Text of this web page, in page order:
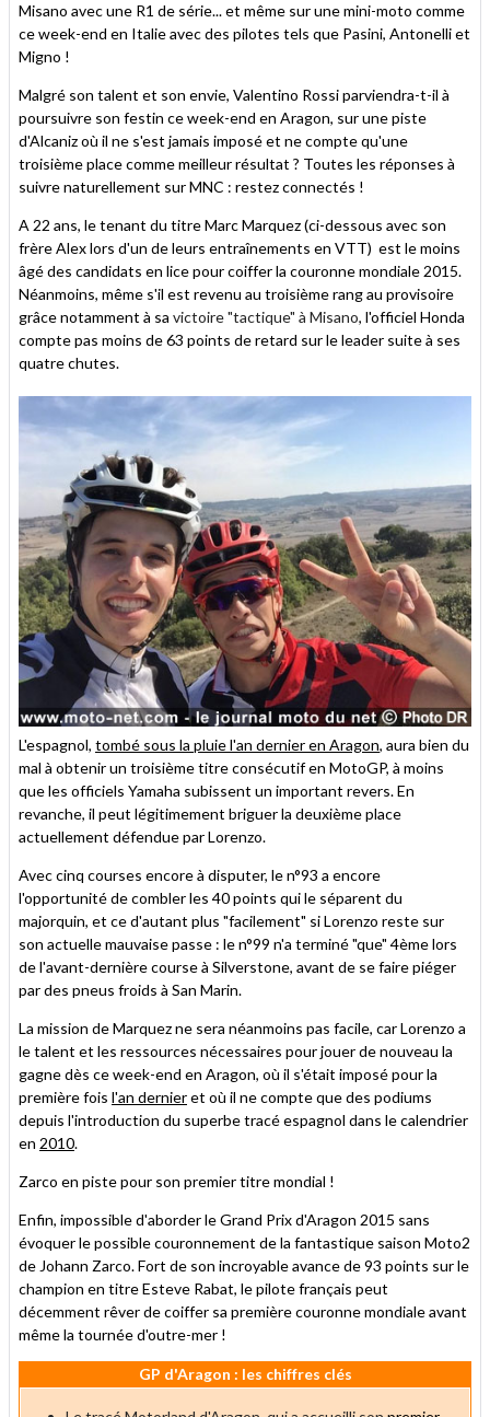
Misano avec une R1 de série... et même sur une mini-moto comme
ce week-end en Italie avec des pilotes tels que Pasini, Antonelli et
Migno !
Malgré son talent et son envie, Valentino Rossi parviendra-t-il à
poursuivre son festin ce week-end en Aragon, sur une piste
d'Alcaniz où il ne s'est jamais imposé et ne compte qu'une
troisième place comme meilleur résultat ? Toutes les réponses à
suivre naturellement sur MNC : restez connectés !
A 22 ans, le tenant du titre Marc Marquez (ci-dessous avec son
frère Alex lors d'un de leurs entraînements en VTT) est le moins
âgé des candidats en lice pour coiffer la couronne mondiale 2015.
Néanmoins, même s'il est revenu au troisième rang au provisoire
grâce notamment à sa victoire "tactique" à Misano, l'officiel Honda
compte pas moins de 63 points de retard sur le leader suite à ses
quatre chutes.
L'espagnol, tombé sous la pluie l'an dernier en Aragon, aura bien du
mal à obtenir un troisième titre consécutif en MotoGP, à moins
que les officiels Yamaha subissent un important revers. En
revanche, il peut légitimement briguer la deuxième place
actuellement défendue par Lorenzo.
Avec cinq courses encore à disputer, le n°93 a encore
l'opportunité de combler les 40 points qui le séparent du
majorquin, et ce d'autant plus "facilement" si Lorenzo reste sur
son actuelle mauvaise passe : le n°99 n'a terminé "que" 4ème lors
de l'avant-dernière course à Silverstone, avant de se faire piéger
par des pneus froids à San Marin.
La mission de Marquez ne sera néanmoins pas facile, car Lorenzo a
le talent et les ressources nécessaires pour jouer de nouveau la
gagne dès ce week-end en Aragon, où il s'était imposé pour la
première fois l'an dernieret où il ne compte que des podiums
depuis l'introduction du superbe tracé espagnol dans le calendrier
en 2010.
Zarco en piste pour son premier titre mondial !
Enfin, impossible d'aborder le Grand Prix d'Aragon 2015 sans
évoquer le possible couronnement de la fantastique saison Moto2
de Johann Zarco. Fort de son incroyable avance de 93 points sur le
champion en titre Esteve Rabat, le pilote français peut
décemment rêver de coiffer sa première couronne mondiale avant
même la tournée d'outre-mer !
GP d'Aragon : les chiffres clés